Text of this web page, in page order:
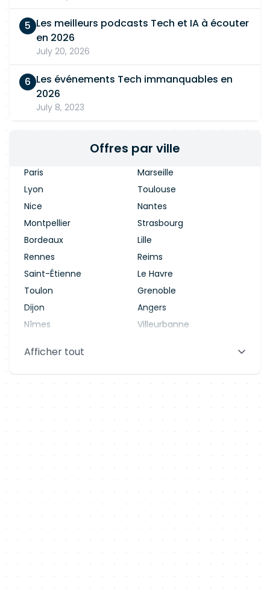
Les meilleurs podcasts Tech et IA à écouter
en 2026
July 20, 2026
Les événements Tech immanquables en
2026
July 8, 2023
Offres par ville
Paris
Marseille
Lyon
Toulouse
Nice
Nantes
Montpellier
Strasbourg
Bordeaux
Lille
Rennes
Reims
Saint-Étienne
Le Havre
Toulon
Grenoble
Dijon
Angers
Nîmes
Villeurbanne
Aix-en-Provence
Afficher tout